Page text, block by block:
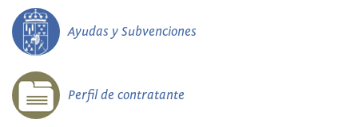
Ayudas y Subvenciones
Perfil de contratante